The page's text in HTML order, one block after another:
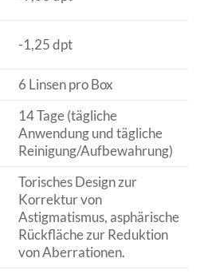
-1,25 dpt
6 Linsen pro Box
14 Tage (tägliche
Anwendung und tägliche
Reinigung/Aufbewahrung)
Torisches Design zur
Korrektur von
Astigmatismus, asphärische
Rückfläche zur Reduktion
von Aberrationen.